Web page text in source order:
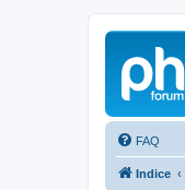
FAQ
Indice